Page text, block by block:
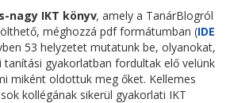
nagy IKT könyv, amely a TanárBlogról
méghozzá pdf formátumban (IDE
53 helyzetet mutatunk be, olyanokat,
tanítási gyakorlatban fordultak elő velünk
miként oldottuk meg őket. Kellemes
kollégának sikerül gyakorlati IKT